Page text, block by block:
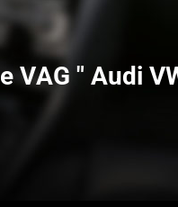
e VAG " Audi V